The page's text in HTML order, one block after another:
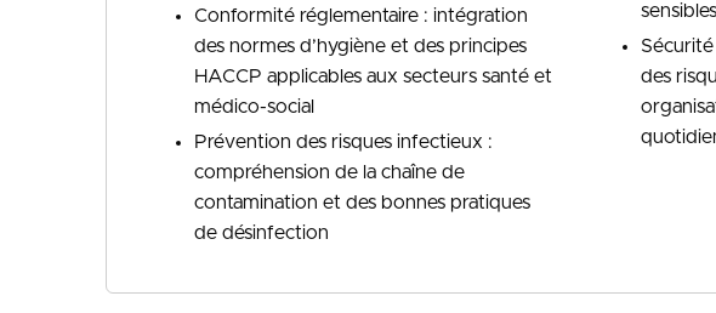
Conformité réglementaire : intégration
des normes d’hygiène et des principes
HACCP applicables aux secteurs santé et
médico-social
Prévention des risques infectieux :
compréhension de la chaîne de
contamination et des bonnes pratiques
de désinfection
sensibles
des